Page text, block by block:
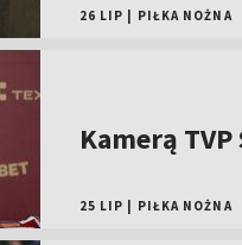
26 LIP PIŁKA NOŻNA
Kamerą
25 LIP PIŁKA NOŻNA